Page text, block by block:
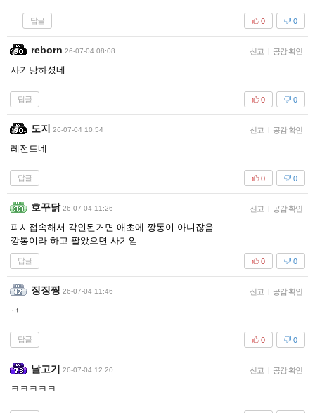
답글 0
0
reborn 26-07-04 08:08 신고 | 공감 확인
사기당하셨네
답글 0
0
도지 26-07-04 10:54 신고 | 공감 확인
레전드네
답글 0
0
호꾸닭 26-07-04 11:26 신고 | 공감 확인
피시접속해서 각인된거면 애초에 깡통이 아니잖음
깡통이라 하고 팔았으면 사기임
답글 0
0
징징찡 26-07-04 11:46 신고 | 공감 확인
ㅋ
답글 0
0
날고기 26-07-04 12:20 신고 | 공감 확인
ㅋㅋㅋㅋㅋ